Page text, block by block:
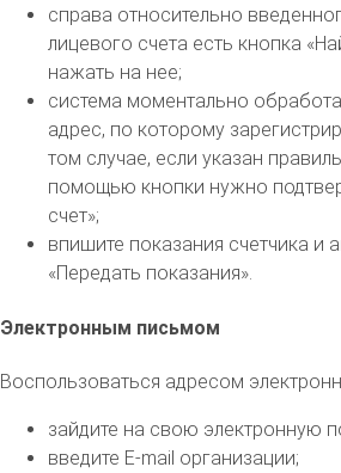
справа относительно
лицевого счета есть кнопка
нажать на нее;
система моментально
адрес, по которому
том случае, если указан
помощью кнопки нужно
счет»;
впишите показания счетчика и
«Передать показания».
Электронным письмом
Воспользоваться адресом
зайдите на свою электронную
введите E-mail организации;